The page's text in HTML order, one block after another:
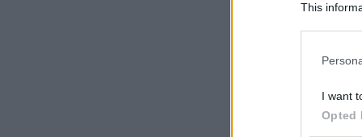
This
I want
Opted